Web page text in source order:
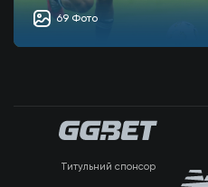
69 Фото
Титульний спонсор